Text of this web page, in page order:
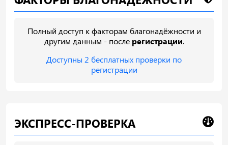
Полный доступ к факторам благонадёжности и
другим данным - после регистрации.
Доступны 2 бесплатных проверки по
регистрации
ЭКСПРЕСС-ПРОВЕРКА